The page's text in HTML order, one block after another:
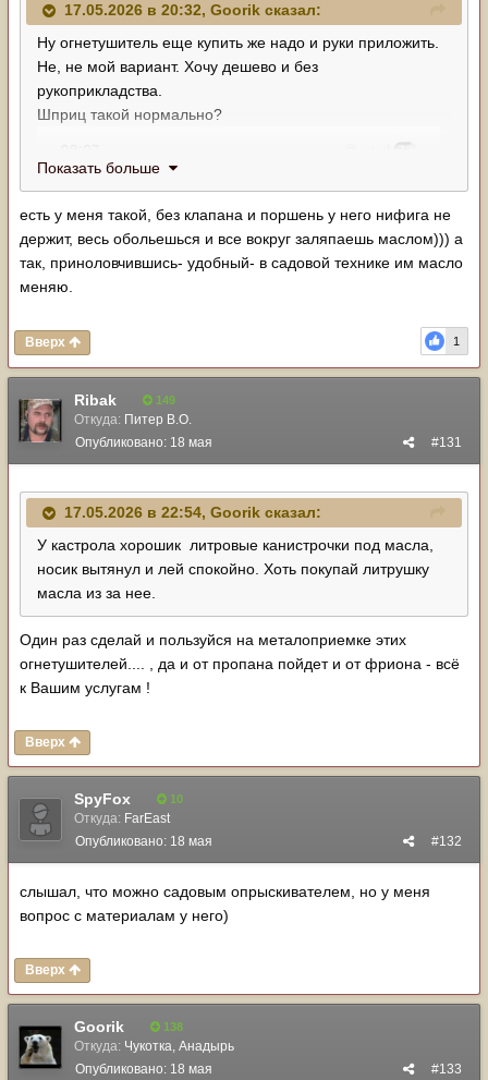
17.05.2026 в 20:32, Goorik сказал:
Ну огнетушитель еще купить же надо и руки приложить.
Не, не мой вариант. Хочу дешево и без
рукоприкладства.
Шприц такой нормально?
Показать больше
есть у меня такой, без клапана и поршень у него нифига не
держит, весь обольешься и все вокруг заляпаешь маслом))) а
так, приноловчившись- удобный- в садовой технике им масло
меняю.
1
Вверх
Ribak 149
Откуда: Питер В.О.
#131
Опубликовано: 18 мая
17.05.2026 в 22:54, Goorik сказал:
У кастрола хорошик литровые канистрочки под масла,
носик вытянул и лей спокойно. Хоть покупай литрушку
масла из за нее.
Один раз сделай и пользуйся на металоприемке этих
огнетушителей.... , да и от пропана пойдет и от фриона - всё
к Вашим услугам !
Вверх
SpyFox 10
Откуда: FarEast
#132
Опубликовано: 18 мая
слышал, что можно садовым опрыскивателем, но у меня
вопрос с материалам у него)
Вверх
Goorik 138
Откуда: Чукотка, Анадырь
#133
Опубликовано: 18 мая